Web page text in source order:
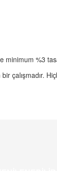
minimum %3